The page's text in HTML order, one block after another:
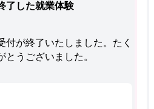
了した就業体験
付が終了いたしました。たく
うございました。